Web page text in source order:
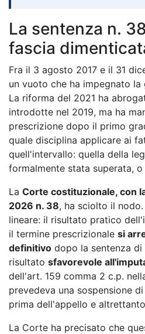
La sentenza n.
fascia
Fra il 3 agosto 2017 e il 31
un vuoto che ha impegnato la
La riforma del 2021 ha
introdotte nel 2019, ma ha
prescrizione dopo il primo
quale disciplina applicare ai
quell'intervallo: quella della
formalmente stata superata, o
La Corte costituzionale, con
2026 n. 38, ha sciolto il
lineare: il risultato pratico
il termine prescrizionale si
definitivo dopo la sentenza
risultato sfavorevole
dell'art. 159 comma 2 c.p.
prevedeva una sospensione
prima dell'appello e
La Corte ha precisato che